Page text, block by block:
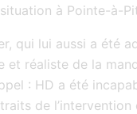
à Pointe-à-
qui lui aussi a été
et réaliste de la
: HD a été
de l’intervention